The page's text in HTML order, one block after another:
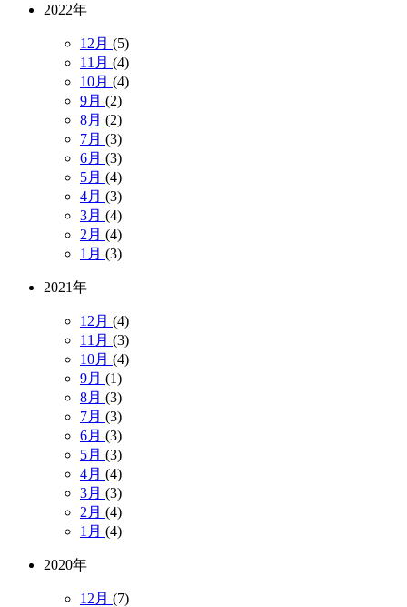
2022年
12月 (5)
11月 (4)
10月 (4)
9月 (2)
8月 (2)
7月 (3)
6月 (3)
5月 (4)
4月 (3)
3月 (4)
2月 (4)
1月 (3)
2021年
12月 (4)
11月 (3)
10月 (4)
9月 (1)
8月 (3)
7月 (3)
6月 (3)
5月 (3)
4月 (4)
3月 (3)
2月 (4)
1月 (4)
2020年
12月 (7)